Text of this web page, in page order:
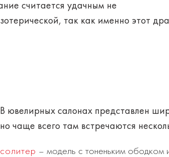
считается удачным не
так как именно этот
В ювелирных салонах представлен
но чаще всего там встречаются
солитер – модель с тоненьким ободком